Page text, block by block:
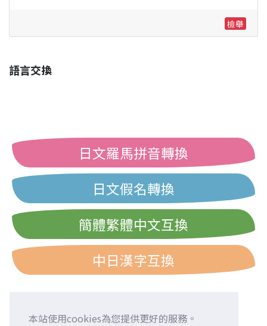
本站使用cookies為您提供更好的服務。
檢舉
語言交換
日文羅馬拼音轉換
日文假名轉換
簡體繁體中文互換
中日漢字互換